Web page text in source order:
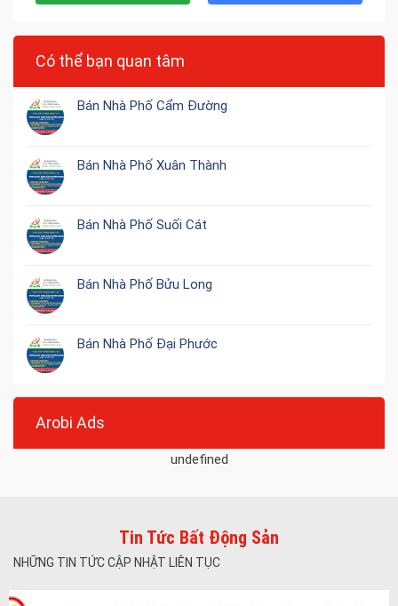
Có thể bạn quan tâm
Bán Nhà Phố Cẩm Đường
Bán Nhà Phố Xuân Thành
Bán Nhà Phố Suối Cát
Bán Nhà Phố Bửu Long
Bán Nhà Phố Đại Phước
Arobi Ads
undefined
Tin Tức Bất Động Sản
NHỮNG TIN TỨC CẬP NHẬT LIÊN TỤC